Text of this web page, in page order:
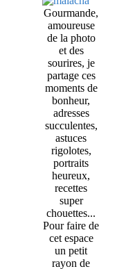
Gourmande,
amoureuse
de la photo
et des
sourires, je
partage ces
moments de
bonheur,
adresses
succulentes,
astuces
rigolotes,
portraits
heureux,
recettes
super
chouettes...
Pour faire de
cet espace
un petit
rayon de